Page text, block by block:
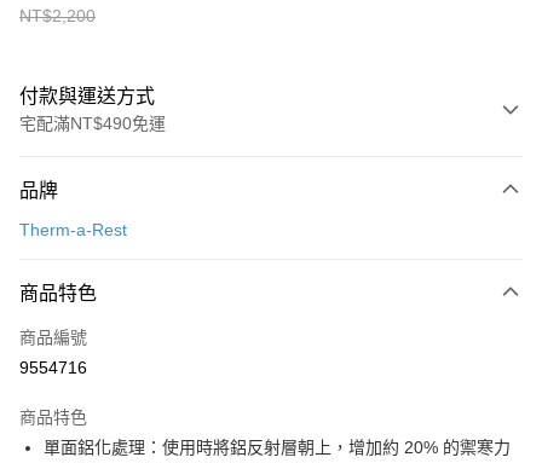
NT$2,200
付款與運送方式
宅配滿NT$490免運
信用卡一次付款
3 期 0 利率 每期
合作金庫商業銀行
上海商業儲蓄銀行
臺灣中小企業銀行
匯豐（台灣）商業銀行
華泰商業銀行
LINE Pay
Apple Pay
ATM付款
品牌
Therm-a-Rest
商品特色
商品編號
9554716
商品特色
單面鋁化處理：使用時將鋁反射層朝上，增加約 20% 的禦寒力